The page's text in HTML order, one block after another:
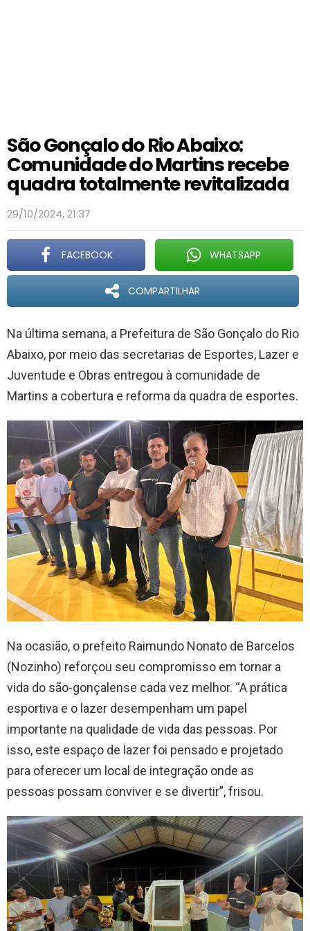
São Gonçalo do Rio Abaixo:
Comunidade do Martins recebe
quadra totalmente revitalizada
29/10/2024, 21:37
FACEBOOK WHATSAPP
COMPARTILHAR
Na última semana, a Prefeitura de São Gonçalo do Rio
Abaixo, por meio das secretarias de Esportes, Lazer e
Juventude e Obras entregou à comunidade de
Martins a cobertura e reforma da quadra de esportes.
Na ocasião, o prefeito Raimundo Nonato de Barcelos
(Nozinho) reforçou seu compromisso em tornar a
vida do são-gonçalense cada vez melhor. “A prática
esportiva e o lazer desempenham um papel
importante na qualidade de vida das pessoas. Por
isso, este espaço de lazer foi pensado e projetado
para oferecer um local de integração onde as
pessoas possam conviver e se divertir”, frisou.